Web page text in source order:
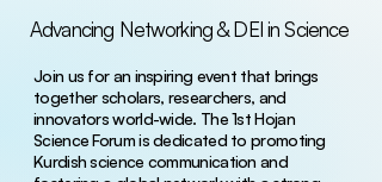
Advancing Networking & DEI in Science
Join us for an inspiring event that brings
together scholars, researchers, and
innovators world-wide. The 1st Hojan
Science Forum is dedicated to promoting
Kurdish science communication and